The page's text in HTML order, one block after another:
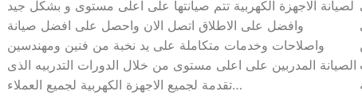
لصيانة الاجهزة الكهربية تتم صيانتها على اعلى مستوى و بشكل جيد
وافضل على الاطلاق اتصل الان واحصل على افضل صيانة
واصلاحات وخدمات متكاملة على يد نخبة من فنين ومهندسين
الصيانة المدربين على اعلى مستوى من خلال الدورات التدربيه الذى
تقدمة لجميع الاجهزة الكهربية لجميع العملاء…